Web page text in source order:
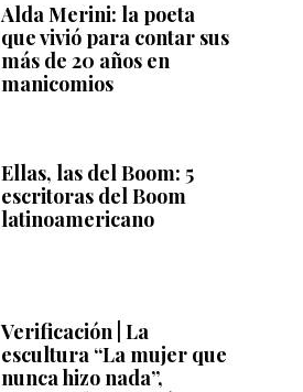
Alda Merini: la poeta
que vivió para contar sus
más de 20 años en
manicomios
Ellas, las del Boom: 5
escritoras del Boom
latinoamericano
Verificación | La
escultura “La mujer que
nunca hizo nada”,